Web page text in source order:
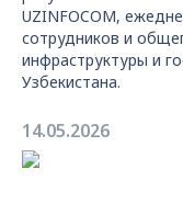
UZINFOCOM,
сотрудников и
инфраструктуры и
Узбекистана.
14.05.2026